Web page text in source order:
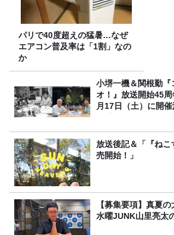
パリで40度超えの猛暑…なぜ
エアコン普及率は「1割」なの
か
小堺一機＆関根勤『
オ！』放送開始45
月17日（土）に開
放送後記＆「『ねこ
売開始！」
【募集要項】真夏
水曜JUNK山里亮太